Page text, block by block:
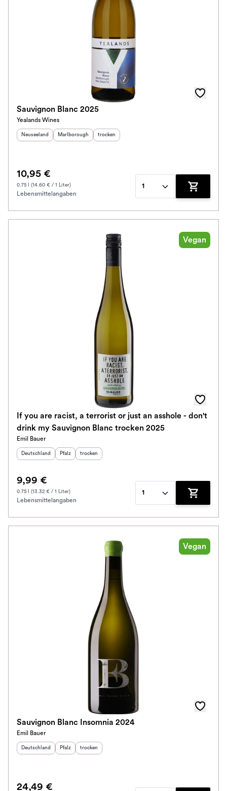
Sauvignon Blanc 2025
Yealands Wines
Herkunftsland
Neuseeland Herkunftsregion
Marlborough Geschmack
trocken
10,95 €
0.75 l (14.60 € / 1 Liter)
Lebensmittelangaben
1
Zum
Vegan
If you are racist, a terrorist or just an asshole - don't
drink my Sauvignon Blanc trocken 2025
Emil Bauer
Herkunftsland
Deutschland Herkunftsregion
Pfalz Geschmack
trocken
9,99 €
0.75 l (13.32 € / 1 Liter)
Lebensmittelangaben
1
Zum
Vegan
Sauvignon Blanc Insomnia 2024
Emil Bauer
Herkunftsland
Deutschland Herkunftsregion
Pfalz Geschmack
trocken
24,49 €